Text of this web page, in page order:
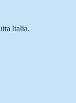
Italia.